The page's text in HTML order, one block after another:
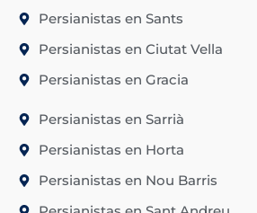
Persianistas en Sants
Persianistas en Ciutat Vella
Persianistas en Gracia
Persianistas en Sarrià
Persianistas en Horta
Persianistas en Nou Barris